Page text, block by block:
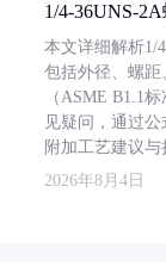
1/4-36UNS-
本文详细解析1/
包括外径、螺
（ASME B1.1
见疑问，通过
附加工艺建议与
2026年8月4日